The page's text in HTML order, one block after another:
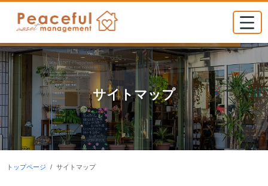
サイトマップ
トップページ サイトマップ